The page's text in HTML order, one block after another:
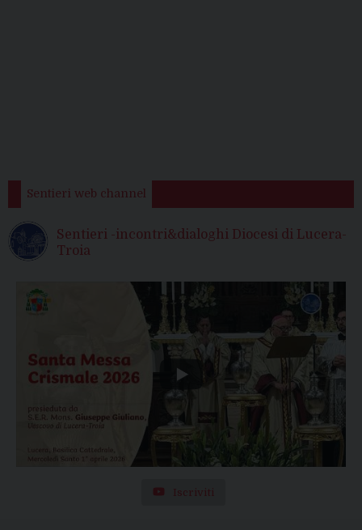
Sentieri web channel
Sentieri -incontri&dialoghi Diocesi di Lucera-
Troia
Iscriviti